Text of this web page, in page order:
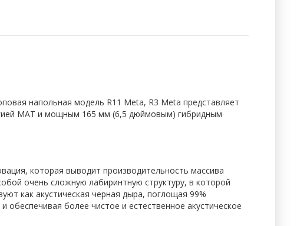
напольная модель R11 Meta, R3 Meta представляет
MAT и мощным 165 мм (6,5 дюймовым) гибридным
которая выводит производительность массива
очень сложную лабиринтную структуру, в которой
как акустическая черная дыра, поглощая 99%
обеспечивая более чистое и естественное акустическое